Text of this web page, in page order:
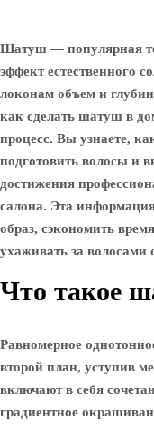
Шатуш — популярная
эффект естественного
локонам объем и
как сделать шатуш в
процесс. Вы узнаете,
подготовить волосы и
достижения
салона. Эта
образ, сэкономить
ухаживать за волосами
Что такое
Равномерное
второй план, уступив
включают в себя
градиентное